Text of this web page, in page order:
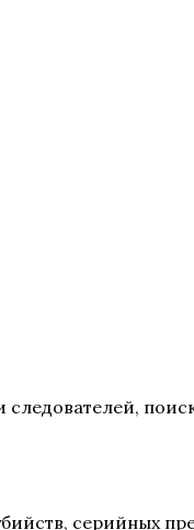
следователей,
серийных